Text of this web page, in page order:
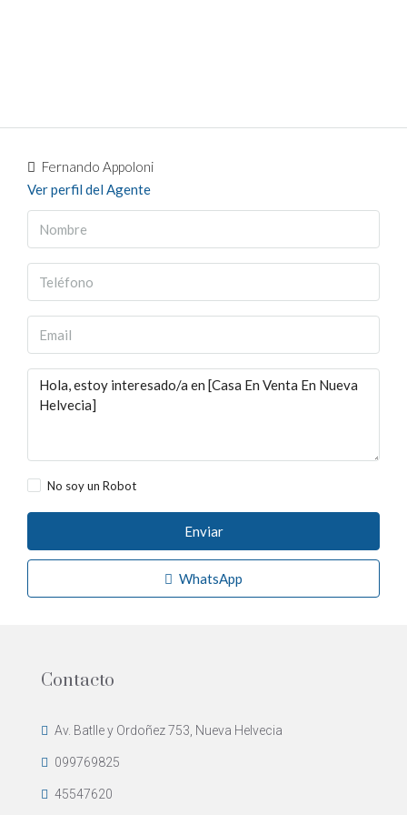
Fernando Appoloni
Ver perfil del Agente
No soy un Robot
Enviar
WhatsApp
Contacto
Av. Batlle y Ordoñez 753, Nueva Helvecia
099769825
45547620